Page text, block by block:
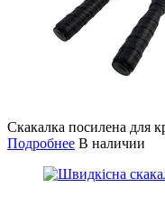
Скакалка посилена для
Подробнее В наличии